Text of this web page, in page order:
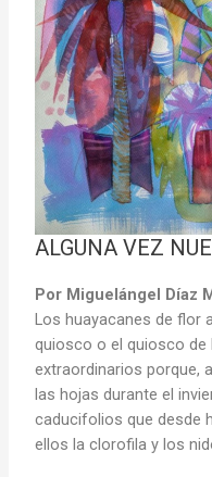
ALGUNA VEZ
Por Miguelángel Díaz
Los huayacanes de flor
quiosco o el quiosco de
extraordinarios porque,
las hojas durante el
caducifolios que desde
ellos la clorofila y los